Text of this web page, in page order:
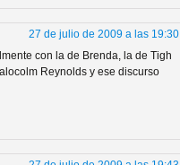
es27 de julio de 2009 a las 19:30
con la de Brenda, la de Tigh
Reynolds y ese discurso